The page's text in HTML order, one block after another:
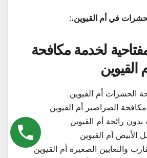
في أم القيوين،:
لخدمة مكافحة
الحشرات أم القيوين
الصراصير أم القيوين
رائحة أم القيوين
الأبيض أم القيوين
والثعابين الصغيرة أم القيوين